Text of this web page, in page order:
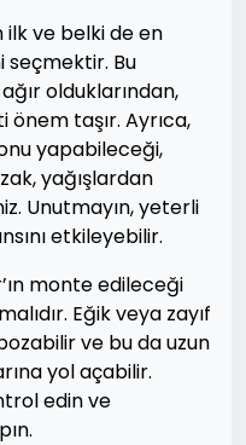
ilk ve belki de en
seçmektir. Bu
olduklarından,
taşır. Ayrıca,
yapabileceği,
yağışlardan
Unutmayın, yeterli
etkileyebilir.
monte edileceği
Eğik veya zayıf
ve bu da uzun
yol açabilir.
edin ve